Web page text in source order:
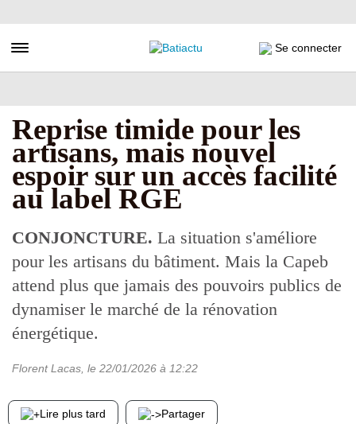
au
principal
Toggle navigation Se connecter
Reprise timide pour les
artisans, mais nouvel
espoir sur un accès facilité
au label RGE
CONJONCTURE. La situation s'améliore
pour les artisans du bâtiment. Mais la Capeb
attend plus que jamais des pouvoirs publics de
dynamiser le marché de la rénovation
énergétique.
Florent Lacas , le 22/01/2026 à 12:22
Lire plus tard Partager